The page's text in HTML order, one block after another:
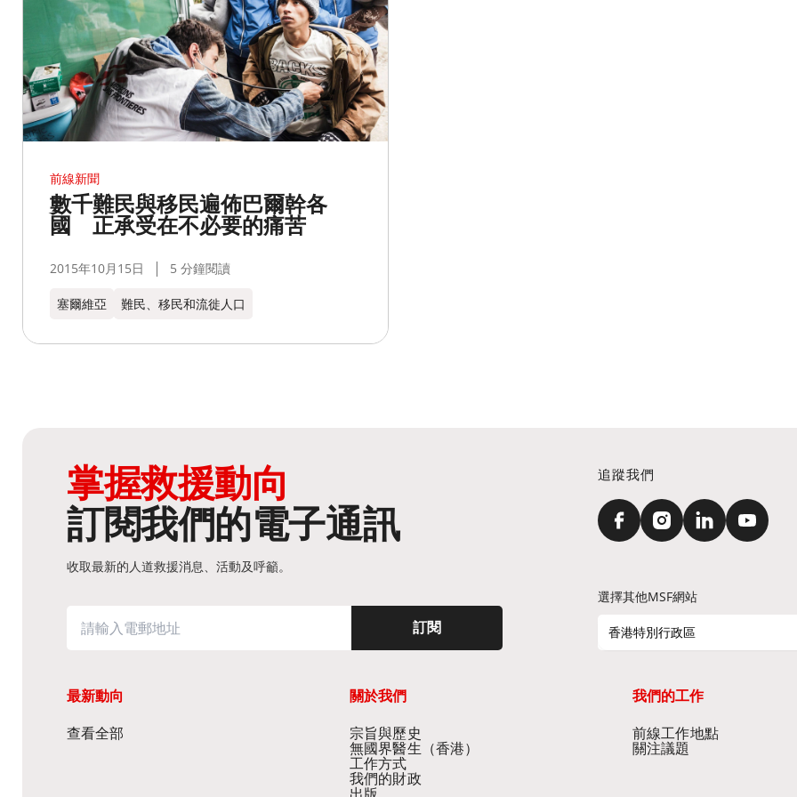
前線新聞
數千難民與移民遍佈巴爾幹各
國 正承受在不必要的痛苦
2015年10月15日 5 分鐘閱讀
塞爾維亞 難民、移民和流徙人口
掌握救援動向
訂閱我們的電子通訊
收取最新的人道救援消息、活動及呼籲。
訂閱
追蹤我們
選擇其他MSF網站
香港特別行政區
最新動向
查看全部
關於我們
宗旨與歷史​
無國界醫生（香港）​
工作方式
我們的財政
我們的工作
前線工作地點​
關注議題